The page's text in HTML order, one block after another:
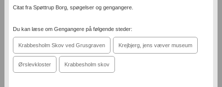
Citat fra Spøttrup Borg, spøgelser og gengangere.
Du kan læse om Gengangere på følgende steder:
Krabbesholm Skov ved Grusgraven Krejbjerg, jens væver museum
Ørslevkloster Krabbesholm skov